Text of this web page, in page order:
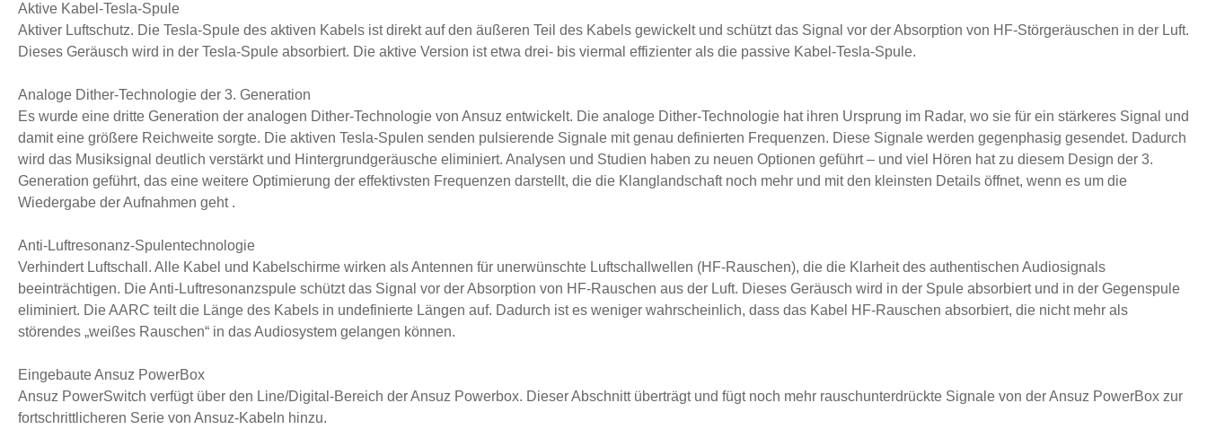
Aktive Kabel-Tesla-Spule
Aktiver Luftschutz. Die Tesla-Spule des aktiven Kabels ist direkt auf den äußeren Teil des Kabels gewickelt und schützt das Signal vor der Absorption von HF-Störgeräuschen in der Luft.
Dieses Geräusch wird in der Tesla-Spule absorbiert. Die aktive Version ist etwa drei- bis viermal effizienter als die passive Kabel-Tesla-Spule.
Analoge Dither-Technologie der 3. Generation
Es wurde eine dritte Generation der analogen Dither-Technologie von Ansuz entwickelt. Die analoge Dither-Technologie hat ihren Ursprung im Radar, wo sie für ein stärkeres Signal und
damit eine größere Reichweite sorgte. Die aktiven Tesla-Spulen senden pulsierende Signale mit genau definierten Frequenzen. Diese Signale werden gegenphasig gesendet. Dadurch
wird das Musiksignal deutlich verstärkt und Hintergrundgeräusche eliminiert. Analysen und Studien haben zu neuen Optionen geführt – und viel Hören hat zu diesem Design der 3.
Generation geführt, das eine weitere Optimierung der effektivsten Frequenzen darstellt, die die Klanglandschaft noch mehr und mit den kleinsten Details öffnet, wenn es um die
Wiedergabe der Aufnahmen geht .
Anti-Luftresonanz-Spulentechnologie
Verhindert Luftschall. Alle Kabel und Kabelschirme wirken als Antennen für unerwünschte Luftschallwellen (HF-Rauschen), die die Klarheit des authentischen Audiosignals
beeinträchtigen. Die Anti-Luftresonanzspule schützt das Signal vor der Absorption von HF-Rauschen aus der Luft. Dieses Geräusch wird in der Spule absorbiert und in der Gegenspule
eliminiert. Die AARC teilt die Länge des Kabels in undefinierte Längen auf. Dadurch ist es weniger wahrscheinlich, dass das Kabel HF-Rauschen absorbiert, die nicht mehr als
störendes „weißes Rauschen“ in das Audiosystem gelangen können.
Eingebaute Ansuz PowerBox
Ansuz PowerSwitch verfügt über den Line/Digital-Bereich der Ansuz Powerbox. Dieser Abschnitt überträgt und fügt noch mehr rauschunterdrückte Signale von der Ansuz PowerBox zur
fortschrittlicheren Serie von Ansuz-Kabeln hinzu.